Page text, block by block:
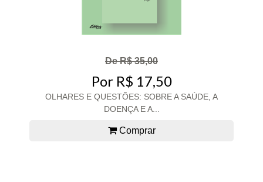
De R$ 35,00
Por R$ 17,50
OLHARES E QUESTÕES: SOBRE A SAÚDE, A
DOENÇA E A...
Comprar